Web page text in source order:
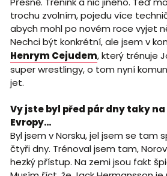
trochu zvolním, pojedu více
abych mohl po novém roce vyjet
Nechci být konkrétní, ale jsem v
Henrym Cejudem, který trénuje
super wrestlingy, o tom nyní
jet.
Vy jste byl před pár dny taky
Evropy…
Byl jsem v Norsku, jel jsem se tam
čtyři dny. Trénoval jsem tam,
hezký přístup. Na zemi jsou fakt